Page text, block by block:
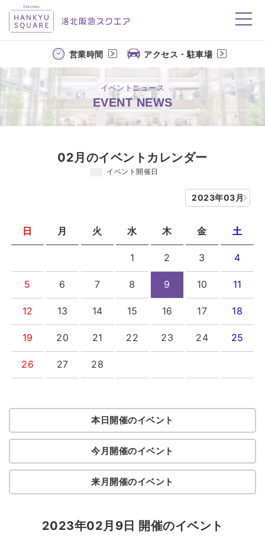
洛北阪急スクエア
営業時間 アクセス・駐車場
イベントニュース
EVENT NEWS
02月のイベントカレンダー
イベント開催日
2023年03月
日 月 火 水 木 金 土
1 2 3 4
5 6 7 8 9 10 11
12 13 14 15 16 17 18
19 20 21 22 23 24 25
26 27 28
本日開催のイベント
今月開催のイベント
来月開催のイベント
2023年02月9日 開催のイベント